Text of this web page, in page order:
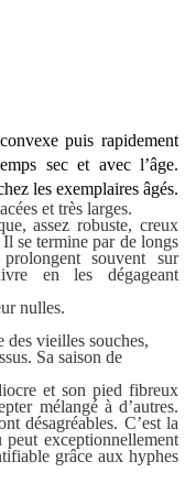
puis rapidement
sec et avec l’âge.
les exemplaires âgés.
et très larges.
assez robuste, creux
se termine par de longs
souvent sur
en les dégageant
nulles.
des vieilles souches,
Sa saison de
et son pied fibreux
mélangé à d’autres.
désagréables. C’est la
exceptionnellement
grâce aux hyphes